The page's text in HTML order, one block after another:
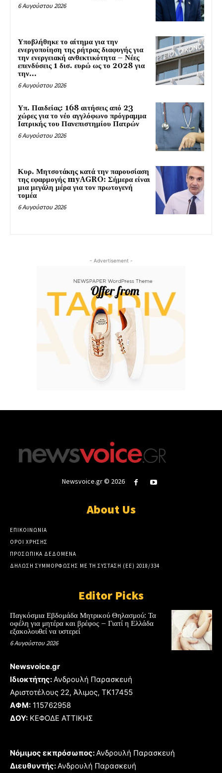
6 Αυγούστου 2026
Υποβλήθηκε το αίτημα για την
ενεργοποίηση της ρήτρας διαφυγής για
την ενεργειακή ανθεκτικότητα – Νέες
επενδύσεις 1 δισ. ευρώ ως το 2028 για
την...
6 Αυγούστου 2026
Υπ. Παιδείας: 168 αιτήσεις από 23
χώρες για το νέο αγγλόφωνο πρόγραμμα
Ιατρικής του Πανεπιστημίου Πατρών
6 Αυγούστου 2026
Κυρ. Μητσοτάκης κατά την παρουσίαση
της εφαρμογής myAGRO: Σήμερα είναι
μια μεγάλη μέρα για τον πρωτογενή
τομέα
6 Αυγούστου 2026
- Advertisement -
Newsvoice.gr © 2026
About Us
ΕΠΙΚΟΙΝΩΝΙΑ
ΟΡΟΙ ΧΡΗΣΗΣ
ΠΡΟΣΩΠΙΚΑ ΔΕΔΟΜΕΝΑ
ΔΗΛΩΣΗ ΣΥΜΜΟΡΦΩΣΗΣ ΜΕ ΤΗ ΣΥΣΤΑΣΗ (ΕΕ) 2018/334
Editor Picks
Παγκόσμια Εβδομάδα Μητρικού Θηλασμού: Τα
οφέλη για μητέρα και βρέφος – Γιατί η Ελλάδα
εξακολουθεί να υστερεί
6 Αυγούστου 2026
Newsvoice.gr
Ιδιοκτήτης:Ανδρουλή Παρασκευή
Αριστοτέλους 22, Άλιμος, TK17455
ΑΦΜ: 115762958
ΔΟΥ: ΚΕΦΟΔΕ ΑΤΤΙΚΗΣ
Νόμιμος εκπρόσωπος:Ανδρουλή Παρασκευή
Διευθυντής:Ανδρουλή Παρασκευή